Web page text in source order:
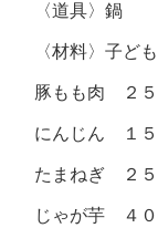
〈道具〉鍋
〈材料〉子ど
豚もも肉 ２５
にんじん １５
たまねぎ ２５
じゃが芋 ４